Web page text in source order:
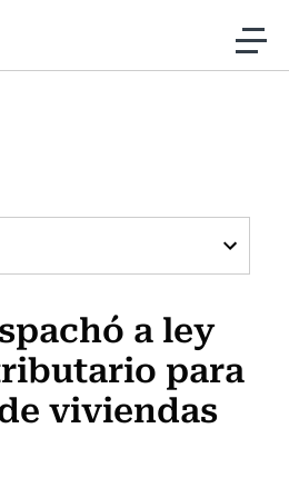
al contenido
TV Usach
a ley
para
viviendas